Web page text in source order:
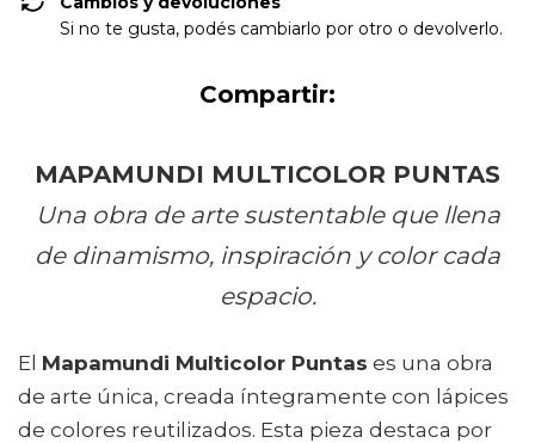
Si no te gusta, podés cambiarlo por otro o devolverlo.
Compartir:
MAPAMUNDI MULTICOLOR PUNTAS
Una obra de arte sustentable que llena
de dinamismo, inspiración y color cada
espacio.
El Mapamundi Multicolor Puntas es una obra
de arte única, creada íntegramente con lápices
de colores reutilizados. Esta pieza destaca por